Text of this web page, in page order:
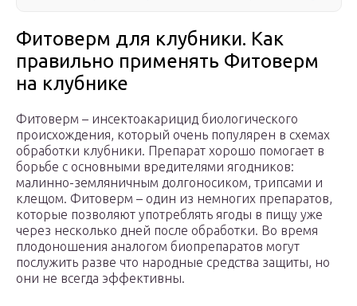
Фитоверм для клубники. Как
правильно применять Фитоверм
на клубнике
Фитоверм – инсектоакарицид биологического
происхождения, который очень популярен в схемах
обработки клубники. Препарат хорошо помогает в
борьбе с основными вредителями ягодников:
малинно-земляничным долгоносиком, трипсами и
клещом. Фитоверм – один из немногих препаратов,
которые позволяют употреблять ягоды в пищу уже
через несколько дней после обработки. Во время
плодоношения аналогом биопрепаратов могут
послужить разве что народные средства защиты, но
они не всегда эффективны.